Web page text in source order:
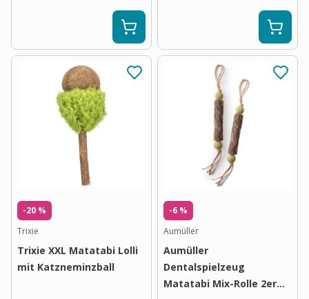
-20 %
Trixie
Trixie XXL Matatabi Lolli
mit Katzneminzball
-6 %
Aumüller
Aumüller
Dentalspielzeug
Matatabi Mix-Rolle 2er